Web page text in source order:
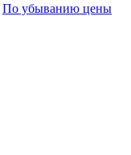
По убыванию цены